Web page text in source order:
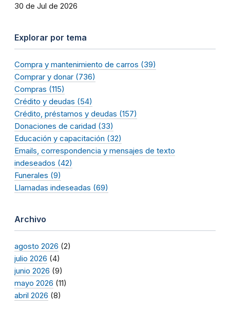
30 de Jul de 2026
Explorar por tema
Compra y mantenimiento de carros (39)
Comprar y donar (736)
Compras (115)
Crédito y deudas (54)
Crédito, préstamos y deudas (157)
Donaciones de caridad (33)
Educación y capacitación (32)
Emails, correspondencia y mensajes de texto
indeseados (42)
Funerales (9)
Llamadas indeseadas (69)
Archivo
agosto 2026 (2)
julio 2026 (4)
junio 2026 (9)
mayo 2026 (11)
abril 2026 (8)